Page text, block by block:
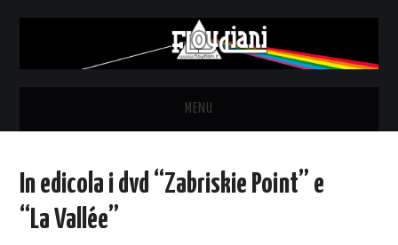
MENU
In edicola i dvd “Zabriskie Point” e
“La Vallée”